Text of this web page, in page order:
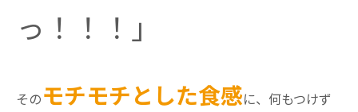
っ！！！」
そのモチモチとした食感に、何もつけず